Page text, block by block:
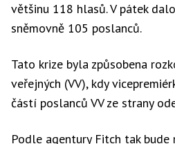
většinu 118 hlasů. V pátek
sněmovně 105 poslanců.
Tato krize byla způsobena
veřejných (VV), kdy
částí poslanců VV ze strany
Podle agentury Fitch tak